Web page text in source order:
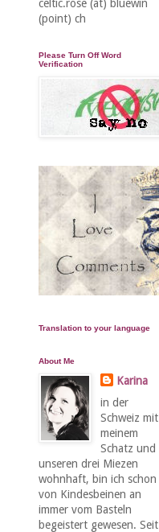
celtic.rose (at) bluewin
(point) ch
Please Turn Off Word
Verification
Translation to your language
About Me
Karina
in der
Schweiz mit
meinem
Schatz und
unseren drei Miezen
wohnhaft, bin ich schon
von Kindesbeinen an
immer vom Basteln
begeistert gewesen. Seit